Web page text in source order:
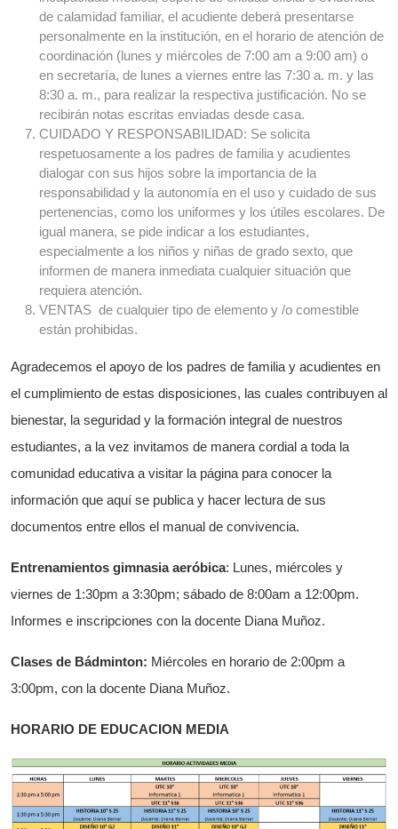
de calamidad familiar, el acudiente deberá presentarse
personalmente en la institución, en el horario de atención de
coordinación (lunes y miércoles de 7:00 am a 9:00 am) o
en secretaría, de lunes a viernes entre las 7:30 a. m. y las
8:30 a. m., para realizar la respectiva justificación. No se
recibirán notas escritas enviadas desde casa.
CUIDADO Y RESPONSABILIDAD: Se solicita
respetuosamente a los padres de familia y acudientes
dialogar con sus hijos sobre la importancia de la
responsabilidad y la autonomía en el uso y cuidado de sus
pertenencias, como los uniformes y los útiles escolares. De
igual manera, se pide indicar a los estudiantes,
especialmente a los niños y niñas de grado sexto, que
informen de manera inmediata cualquier situación que
requiera atención.
VENTAS de cualquier tipo de elemento y /o comestible
están prohibidas.
Agradecemos el apoyo de los padres de familia y acudientes en
el cumplimiento de estas disposiciones, las cuales contribuyen al
bienestar, la seguridad y la formación integral de nuestros
estudiantes, a la vez invitamos de manera cordial a toda la
comunidad educativa a visitar la página para conocer la
información que aquí se publica y hacer lectura de sus
documentos entre ellos el manual de convivencia.
Entrenamientos gimnasia aeróbica: Lunes, miércoles y
viernes de 1:30pm a 3:30pm; sábado de 8:00am a 12:00pm.
Informes e inscripciones con la docente Diana Muñoz.
Clases de Bádminton: Miércoles en horario de 2:00pm a
3:00pm, con la docente Diana Muñoz.
HORARIO DE EDUCACION MEDIA